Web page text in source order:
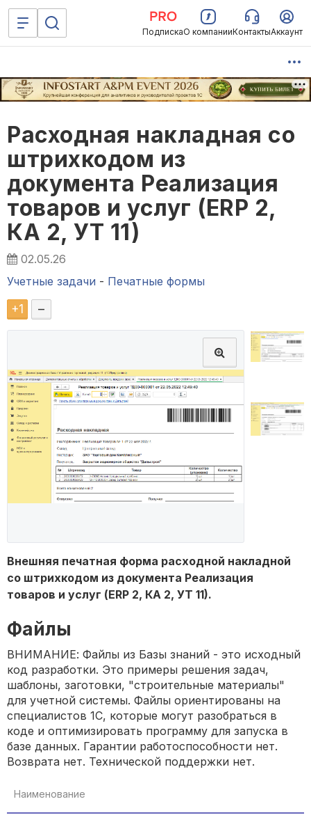
ПодпискаО компанииКонтактыАккаунт
Расходная накладная со
штрихкодом из
документа Реализация
товаров и услуг (ERP 2,
КА 2, УТ 11)
02.05.26
Учетные задачи - Печатные формы
+1 –
Внешняя печатная форма расходной накладной
со штрихкодом из документа Реализация
товаров и услуг (ERP 2, КА 2, УТ 11).
Файлы
ВНИМАНИЕ: Файлы из Базы знаний - это исходный
код разработки. Это примеры решения задач,
шаблоны, заготовки, "строительные материалы"
для учетной системы. Файлы ориентированы на
специалистов 1С, которые могут разобраться в
коде и оптимизировать программу для запуска в
базе данных. Гарантии работоспособности нет.
Возврата нет. Технической поддержки нет.
Наименование